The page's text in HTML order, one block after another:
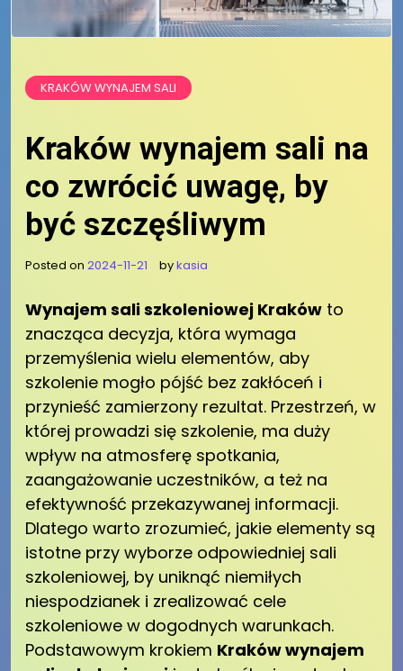
KRAKÓW WYNAJEM SALI
Kraków wynajem sali na
co zwrócić uwagę, by
być szczęśliwym
Posted on 2024-11-21 bykasia
Wynajem sali szkoleniowej Kraków to
znacząca decyzja, która wymaga
przemyślenia wielu elementów, aby
szkolenie mogło pójść bez zakłóceń i
przynieść zamierzony rezultat. Przestrzeń, w
której prowadzi się szkolenie, ma duży
wpływ na atmosferę spotkania,
zaangażowanie uczestników, a też na
efektywność przekazywanej informacji.
Dlatego warto zrozumieć, jakie elementy są
istotne przy wyborze odpowiedniej sali
szkoleniowej, by uniknąć niemiłych
niespodzianek i zrealizować cele
szkoleniowe w dogodnych warunkach.
Podstawowym krokiem Kraków wynajem